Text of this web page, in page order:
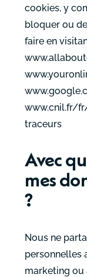
cookies, y
bloquer ou
faire en
www.cnil.fr/
traceurs
Avec
mes
?
Nous ne
personnelles
marketing ou